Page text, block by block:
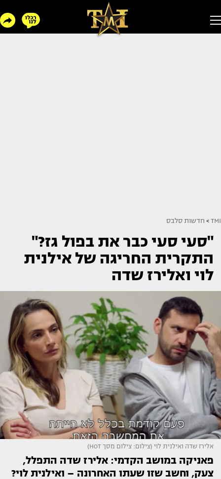
TMI
> חדשות סלבס
"סעי סעי כבר את בפול גז?"
התקרית החריגה של אילנית
לוי ואלירז שדה
אלירז שדה ואילנית לוי (צילום: צילום מסך HOT)
פאניקה במושב הקדמי: אלירז שדה התפלל,
צעק, וחשב שזו שעתו האחרונה – ואילנית לוי?